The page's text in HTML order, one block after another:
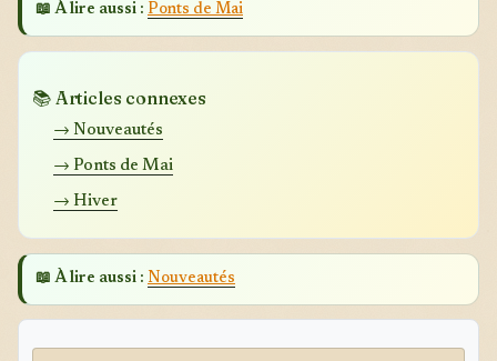
📖 À lire aussi : Ponts de Mai
📚 Articles connexes
→ Nouveautés
→ Ponts de Mai
→ Hiver
📖 À lire aussi : Nouveautés